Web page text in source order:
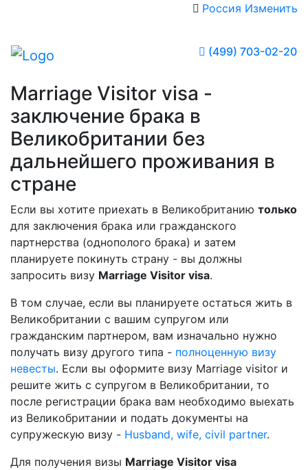
Россия Изменить
(499) 703-02-20
Marriage Visitor visa -
заключение брака в
Великобритании без
дальнейшего проживания в
стране
Если вы хотите приехать в Великобританию только
для заключения брака или гражданского
партнерства (однополого брака) и затем
планируете покинуть страну - вы должны
запросить визу Marriage Visitor visa.
В том случае, если вы планируете остаться жить в
Великобритании с вашим супругом или
гражданским партнером, вам изначально нужно
получать визу другого типа - полноценную визу
невесты. Если вы оформите визу Marriage visitor и
решите жить с супругом в Великобритании, то
после регистрации брака вам необходимо выехать
из Великобритании и подать документы на
супружескую визу - Husband, wife, civil partner.
Для получения визы Marriage Visitor visa